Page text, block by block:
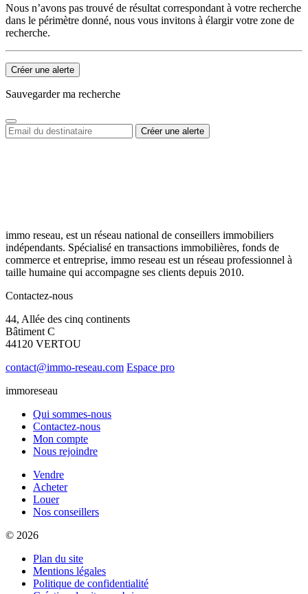
Nous n’avons pas trouvé de résultat correspondant à votre recherche
dans le périmètre donné, nous vous invitons à élargir votre zone de
recherche.
Créer une alerte
Sauvegarder ma recherche
immo reseau, est un réseau national de conseillers immobiliers
indépendants. Spécialisé en transactions immobilières, fonds de
commerce et entreprise, immo reseau est un réseau professionnel à
taille humaine qui accompagne ses clients depuis 2010.
Contactez-nous
44, Allée des cinq continents
Bâtiment C
44120 VERTOU
contact@immo-reseau.com Espace pro
immoreseau
Qui sommes-nous
Contactez-nous
Mon compte
Nous rejoindre
Vendre
Acheter
Louer
Nos conseillers
© 2026
Plan du site
Mentions légales
Politique de confidentialité